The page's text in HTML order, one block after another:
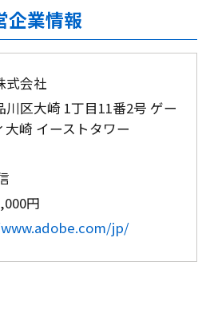
企業情報
式会社
川区大崎 1丁目11番2号 ゲー
大崎 イーストタワー
円
jp/